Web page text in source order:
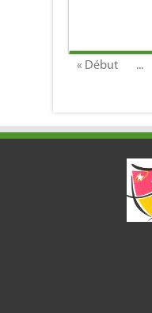
« Début ...